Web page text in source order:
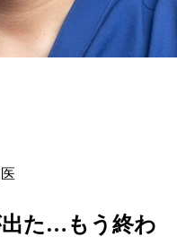
出た…もう終わ